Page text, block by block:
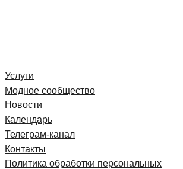
Услуги
Модное сообщество
Новости
Календарь
Телеграм-канал
Контакты
Политика обработки персональных